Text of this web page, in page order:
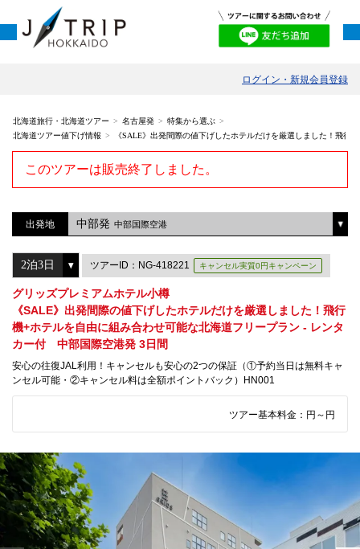
ログイン・新規会員登録
北海道旅行・北海道ツアー 名古屋発
特集から選ぶ
北海道ツアー値下げ情報
《SALE》出発間際の値下げしたホテルだけを厳選しました！飛
このツアーは販売終了しました。
出発地 中部発 中部国際空港
ツアーID：NG-418221 キャンセル実質0円キャンペーン
グリッズプレミアムホテル小樽
《SALE》出発間際の値下げしたホテルだけを厳選しました！飛行
機+ホテルを自由に組み合わせ可能な北海道フリープラン - レンタ
カー付 中部国際空港発 3日間
安心の往復JAL利用！キャンセルも安心の2つの保証（①予約当日は無料キャ
ンセル可能・②キャンセル料は全額ポイントバック）HN001
ツアー基本料金： 円～ 円